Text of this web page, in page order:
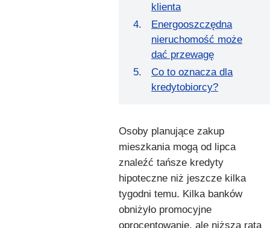
klienta
Energooszczędna
nieruchomość może
dać przewagę
Co to oznacza dla
kredytobiorcy?
Osoby planujące zakup
mieszkania mogą od lipca
znaleźć tańsze kredyty
hipoteczne niż jeszcze kilka
tygodni temu. Kilka banków
obniżyło promocyjne
oprocentowanie, ale niższa rata